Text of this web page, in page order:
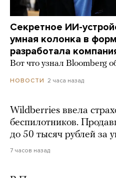
Секретное ИИ-
умная колонка в
разработала
Вот что узнал Bloomberg
НОВОСТИ 2 часа назад
Wildberries ввела
беспилотников.
до 50 тысяч рублей за
7 часов назад